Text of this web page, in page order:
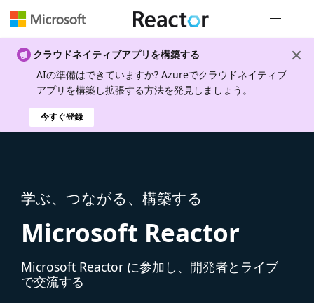
クラウドネイティブアプリを構築する
AIの準備はできていますか? Azureでクラウドネイティブ
アプリを構築し拡張する方法を発見しましょう。
今すぐ登録
学ぶ、つながる、構築する
Microsoft Reactor
Microsoft Reactor に参加し、開発者とライブ
で交流する